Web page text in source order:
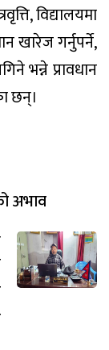
विद्यालयमा
खारेज गर्नुपर्ने,
भन्ने प्रावधान
छन्।
अभाव